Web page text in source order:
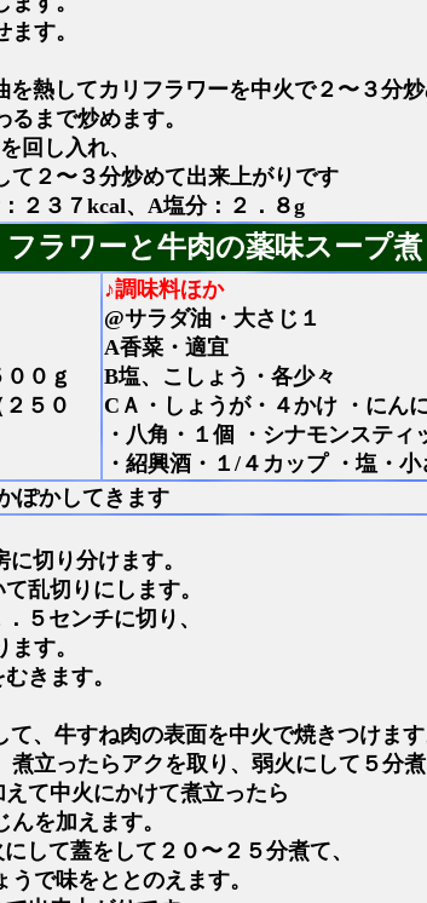
す。
を熱してカリフラワーを中火で２〜３分炒
まで炒めます。
回し入れ、
て２〜３分炒めて出来上がりです
２３７kcal、A塩分：２．８g
フラワーと牛肉の薬味スープ煮
０ｇ
５０
♪調味料ほか
@サラダ油・大さじ１
A香菜・適宜
B塩、こしょう・各少々
CＡ・しょうが・４かけ ・にん
・八角・１個 ・シナモンスティ
・紹興酒・１/４カップ ・塩・
ぽかしてきます
切り分けます。
乱切りにします。
５センチに切り、
す。
きます。
、牛すね肉の表面を中火で焼きつけます
立ったらアクを取り、弱火にして５分煮
て中火にかけて煮立ったら
を加えます。
して蓋をして２０〜２５分煮て、
で味をととのえます。